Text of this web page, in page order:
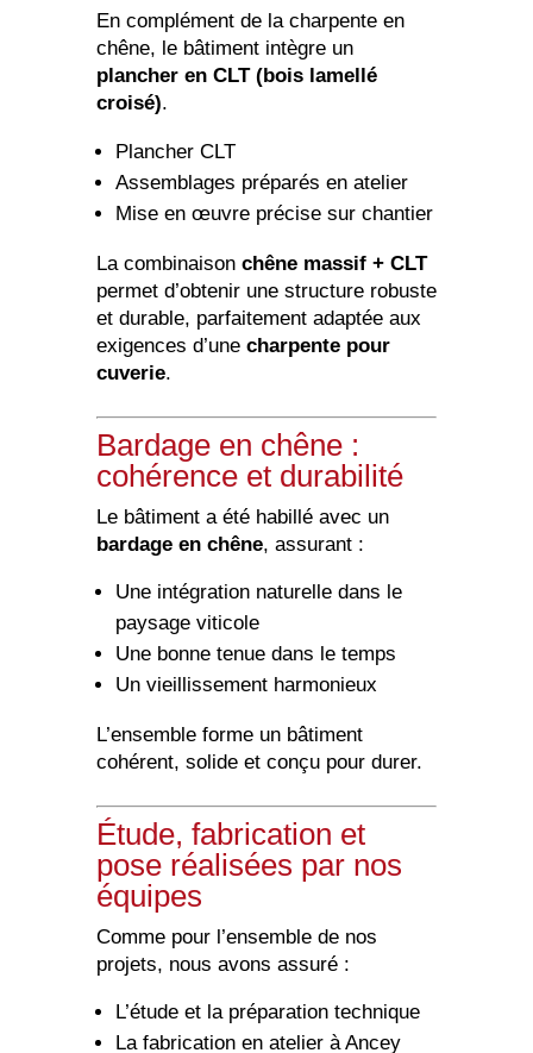
En complément de la charpente en
chêne, le bâtiment intègre un
plancher en CLT (bois lamellé
croisé).
Plancher CLT
Assemblages préparés en atelier
Mise en œuvre précise sur chantier
La combinaison chêne massif + CLT
permet d’obtenir une structure robuste
et durable, parfaitement adaptée aux
exigences d’une charpente pour
cuverie.
Bardage en chêne :
cohérence et durabilité
Le bâtiment a été habillé avec un
bardage en chêne, assurant :
Une intégration naturelle dans le
paysage viticole
Une bonne tenue dans le temps
Un vieillissement harmonieux
L’ensemble forme un bâtiment
cohérent, solide et conçu pour durer.
Étude, fabrication et
pose réalisées par nos
équipes
Comme pour l’ensemble de nos
projets, nous avons assuré :
L’étude et la préparation technique
La fabrication en atelier à Ancey